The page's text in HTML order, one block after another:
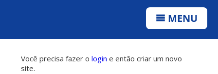
MENU
Você precisa fazer o login e então criar um novo
site.